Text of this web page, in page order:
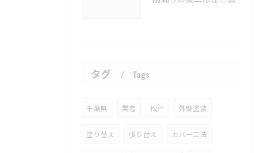
タグ Tags
千葉県 業者 松戸 外壁塗装
塗り替え 張り替え カバー工法